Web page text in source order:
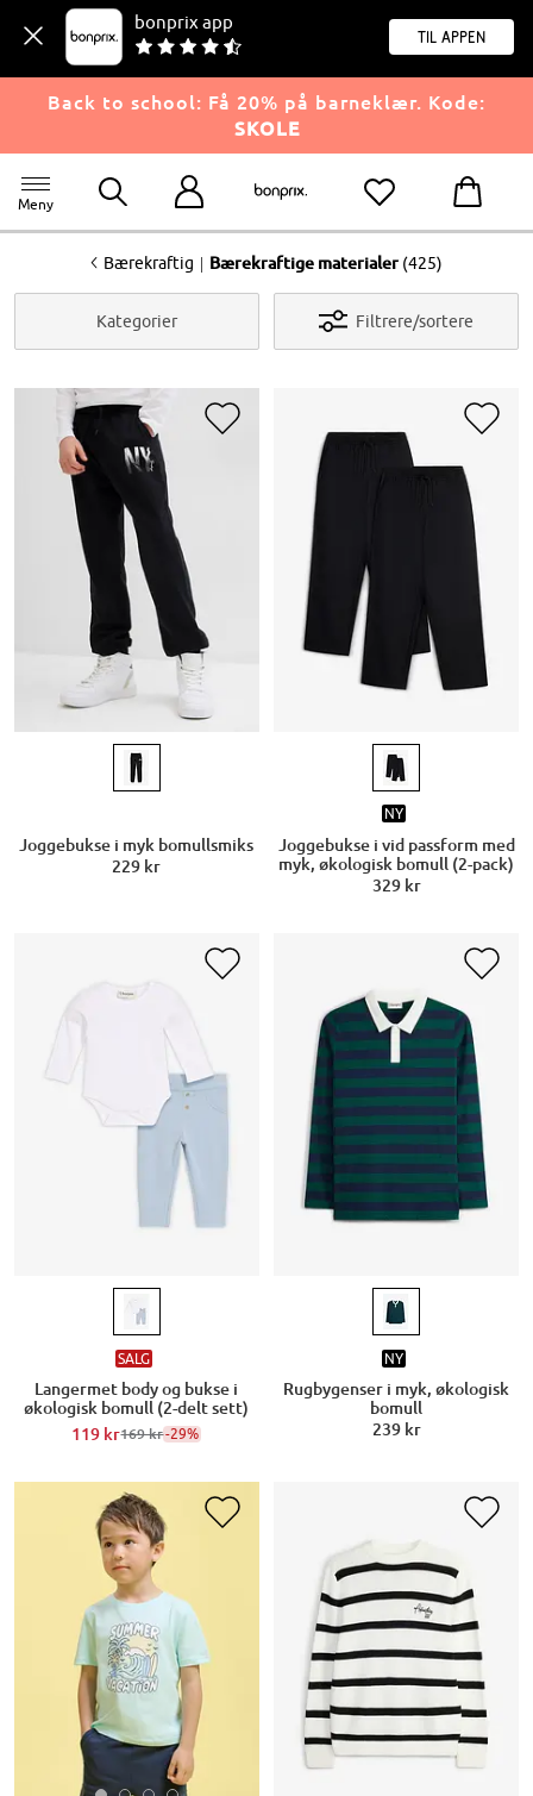
bonprix app
til appen
Back to school: Få 20% på barneklær. Kode:
SKOLE
Meny
<Bærekraftig | Bærekraftige materialer (425)
Kategorier Filtrere/sortere
Joggebukse i myk bomullsmiks
229 kr
NY
Joggebukse i vid passform med
myk, økologisk bomull (2-pack)
329 kr
SALG
Langermet body og bukse i
økologisk bomull (2-delt sett)
119 kr169 kr-29%
NY
Rugbygenser i myk, økologisk
bomull
239 kr